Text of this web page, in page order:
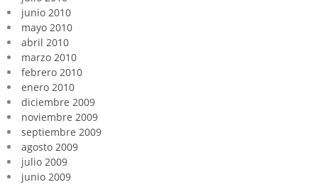
junio 2010
mayo 2010
abril 2010
marzo 2010
febrero 2010
enero 2010
diciembre 2009
noviembre 2009
septiembre 2009
agosto 2009
julio 2009
junio 2009